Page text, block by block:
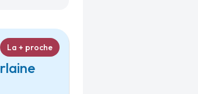
La + proche